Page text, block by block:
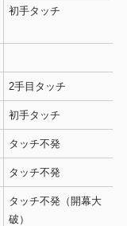
初手タッチ
2手目タッチ
初手タッチ
タッチ不発
タッチ不発
タッチ不発（開幕大
破）